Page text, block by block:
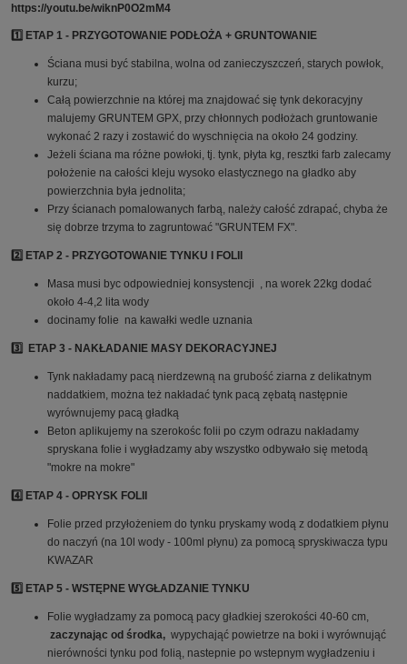
https://youtu.be/wiknP0O2mM4
1️⃣ ETAP 1 - PRZYGOTOWANIE PODŁOŻA + GRUNTOWANIE
Ściana musi być stabilna, wolna od zanieczyszczeń, starych powłok,
kurzu;
Całą powierzchnie na której ma znajdować się tynk dekoracyjny
malujemy GRUNTEM GPX, przy chłonnych podłożach gruntowanie
wykonać 2 razy i zostawić do wyschnięcia na około 24 godziny.
Jeżeli ściana ma różne powłoki, tj. tynk, płyta kg, resztki farb zalecamy
położenie na całości kleju wysoko elastycznego na gładko aby
powierzchnia była jednolita;
Przy ścianach pomalowanych farbą, należy całość zdrapać, chyba że
się dobrze trzyma to zagruntować "GRUNTEM FX".
2️⃣ ETAP 2 - PRZYGOTOWANIE TYNKU I FOLII
Masa musi byc odpowiedniej konsystencji , na worek 22kg dodać
około 4-4,2 lita wody
docinamy folie na kawałki wedle uznania
3️⃣ ETAP 3 - NAKŁADANIE MASY DEKORACYJNEJ
Tynk nakładamy pacą nierdzewną na grubość ziarna z delikatnym
naddatkiem, można też nakładać tynk pacą zębatą następnie
wyrównujemy pacą gładką
Beton aplikujemy na szerokośc folii po czym odrazu nakładamy
spryskana folie i wygładzamy aby wszystko odbywało się metodą
"mokre na mokre"
4️⃣ ETAP 4 - OPRYSK FOLII
Folie przed przyłożeniem do tynku pryskamy wodą z dodatkiem płynu
do naczyń (na 10l wody - 100ml płynu) za pomocą spryskiwacza typu
KWAZAR
5️⃣ ETAP 5 - WSTĘPNE WYGŁADZANIE TYNKU
Folie wygładzamy za pomocą pacy gładkiej szerokości 40-60 cm,
zaczynając od środka, wypychająć powietrze na boki i wyrównująć
nierówności tynku pod folią, nastepnie po wstepnym wygładzeniu i